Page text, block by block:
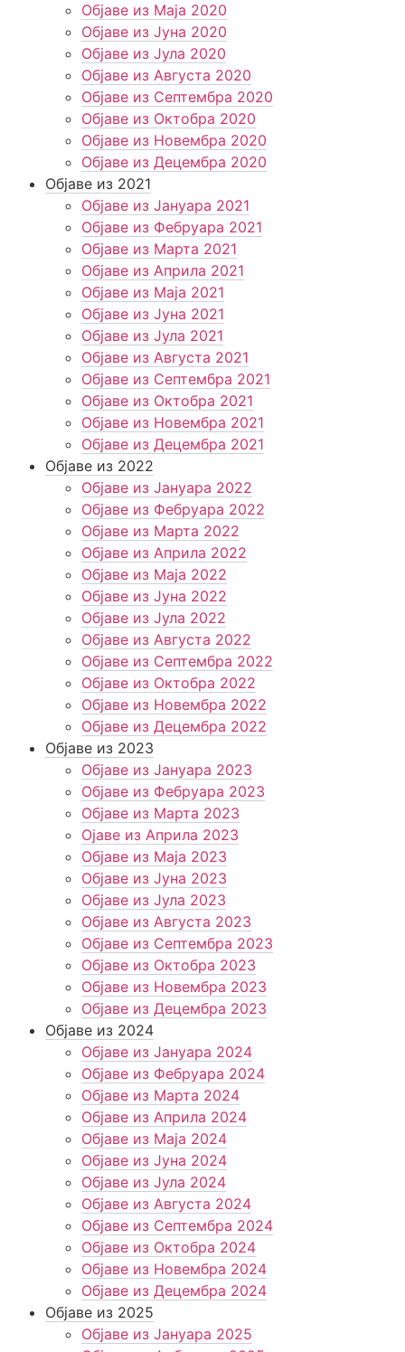
Објаве из Маја 2020
Објаве из Јуна 2020
Објаве из Јула 2020
Објаве из Августа 2020
Објаве из Септембра 2020
Објаве из Октобра 2020
Објаве из Новембра 2020
Објаве из Децембра 2020
Објаве из 2021
Објаве из Јануара 2021
Објаве из Фебруара 2021
Објаве из Марта 2021
Објаве из Априла 2021
Објаве из Маја 2021
Објаве из Јуна 2021
Објаве из Јула 2021
Објаве из Августа 2021
Објаве из Септембра 2021
Објаве из Октобра 2021
Објаве из Новембра 2021
Објаве из Децембра 2021
Објаве из 2022
Објаве из Јануара 2022
Објаве из Фебруара 2022
Објаве из Марта 2022
Објаве из Априла 2022
Објаве из Маја 2022
Објаве из Јуна 2022
Објаве из Јула 2022
Објаве из Августа 2022
Објаве из Септембра 2022
Објаве из Октобра 2022
Објаве из Новембра 2022
Објаве из Децембра 2022
Објаве из 2023
Објаве из Јануара 2023
Објаве из Фебруара 2023
Објаве из Марта 2023
Ојаве из Априла 2023
Објаве из Маја 2023
Објаве из Јуна 2023
Објаве из Јула 2023
Објаве из Августа 2023
Објаве из Септембра 2023
Објаве из Октобра 2023
Објаве из Новембра 2023
Објаве из Децембра 2023
Објаве из 2024
Објаве из Јануара 2024
Објаве из Фебруара 2024
Објаве из Марта 2024
Објаве из Априла 2024
Објаве из Маја 2024
Објаве из Јуна 2024
Објаве из Јула 2024
Објаве из Августа 2024
Објаве из Септембра 2024
Објаве из Октобра 2024
Објаве из Новембра 2024
Објаве из Децембра 2024
Објаве из 2025
Објаве из Јануара 2025